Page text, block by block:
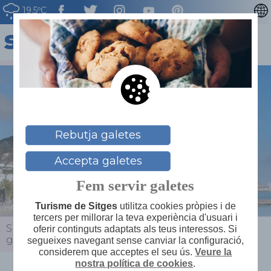
19.5ºC
ENGLISH
ESPAÑOL
FRANÇAIS
Sitges > Actualitat > Agenda > Sitgestiu - Visita
guiada al Palau de Maricel
Rebutja galetes
Accepta galetes
Fem servir galetes
Turisme de Sitgesutilitza cookies pròpies i de
tercers per millorar la teva experiència d'usuari i
oferir continguts adaptats als teus interessos. Si
segueixes navegant sense canviar la configuració,
considerem que acceptes el seu ús.Veure la
nostra política de cookies.